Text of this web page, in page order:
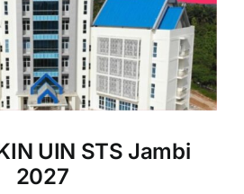
UIN STS Jambi
2027